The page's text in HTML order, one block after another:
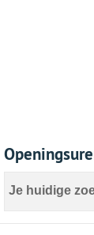
Je huidige